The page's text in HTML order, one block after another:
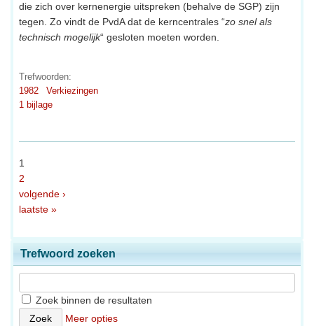
die zich over kernenergie uitspreken (behalve de SGP) zijn
tegen. Zo vindt de PvdA dat de kerncentrales “zo snel als
technisch mogelijk“ gesloten moeten worden.
Trefwoorden:
1982
Verkiezingen
1 bijlage
1
2
volgende ›
laatste »
Trefwoord zoeken
Zoek binnen de resultaten
Meer opties